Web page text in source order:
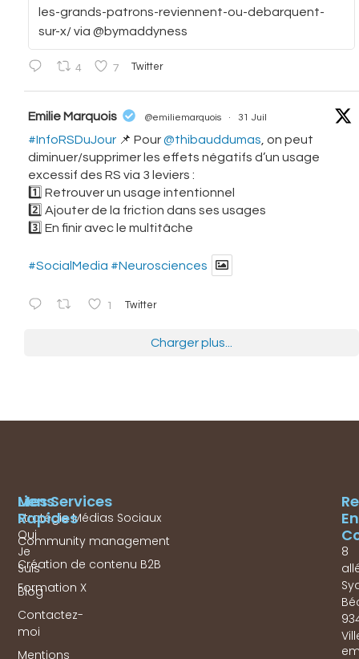
les-grands-patrons-reviennent-ou-debarquent-
sur-x/ via @bymaddyness
4 7 Twitter
Emilie Marquois @emiliemarquois · 31 Juil
#InfoRSDuJour 📌 Pour@thibauddumas, on peut
diminuer/supprimer les effets négatifs d’un usage
excessif des RS via 3 leviers :
1️⃣ Retrouver un usage intentionnel
2️⃣ Ajouter de la friction dans ses usages
3️⃣ En finir avec le multitâche
#SocialMedia #Neurosciences
1 Twitter
Charger plus...
Mes Services
Stratégie Médias Sociaux
Community management
Création de contenu B2B
Formation X
Liens
Rapides
Qui
Je
Suis
Blog
Contactez-
moi
Mentions
En
8